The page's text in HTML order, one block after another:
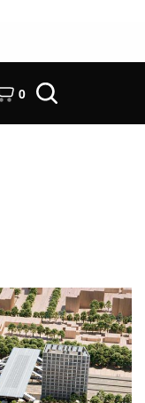
0